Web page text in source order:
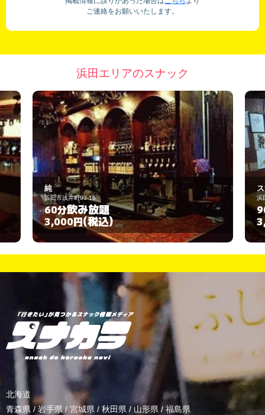
ご連絡をお願いいたします。
浜田エリアのスナック
スナック チャールストン
浜田市蛭子町32
90分飲み放題
3,000円(税込)
北海道
青森県 / 岩手県/ 宮城県 / 秋田県 / 山形県/ 福島県